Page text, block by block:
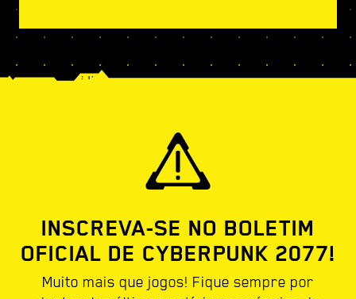
INSCREVA-SE NO BOLETIM
OFICIAL DE CYBERPUNK 2077!
Muito mais que jogos! Fique sempre por